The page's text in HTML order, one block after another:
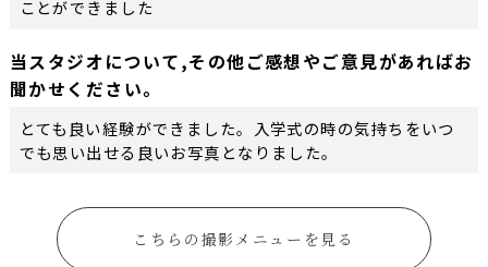
ことができました
当スタジオについて,その他ご感想やご意見があればお
聞かせください。
とても良い経験ができました。入学式の時の気持ちをいつ
でも思い出せる良いお写真となりました。
こちらの撮影メニューを見る